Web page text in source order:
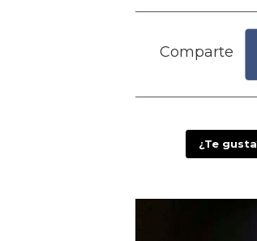
Comparte
¿Te